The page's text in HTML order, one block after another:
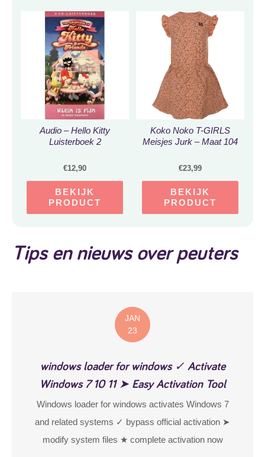
Audio – Hello Kitty
Luisterboek 2
€12,90
BEKIJK
PRODUCT
Koko Noko T-GIRLS
Meisjes Jurk – Maat 104
€23,99
BEKIJK
PRODUCT
Tips en nieuws over peuters
JAN
23
windows loader for windows ✓ Activate
Windows 7 10 11 ➤ Easy Activation Tool
Windows loader for windows activates Windows 7
and related systems ✓ bypass official activation ➤
modify system files ★ complete activation now